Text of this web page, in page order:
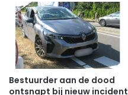
Bestuurder aan de dood
ontsnapt bij nieuw incident